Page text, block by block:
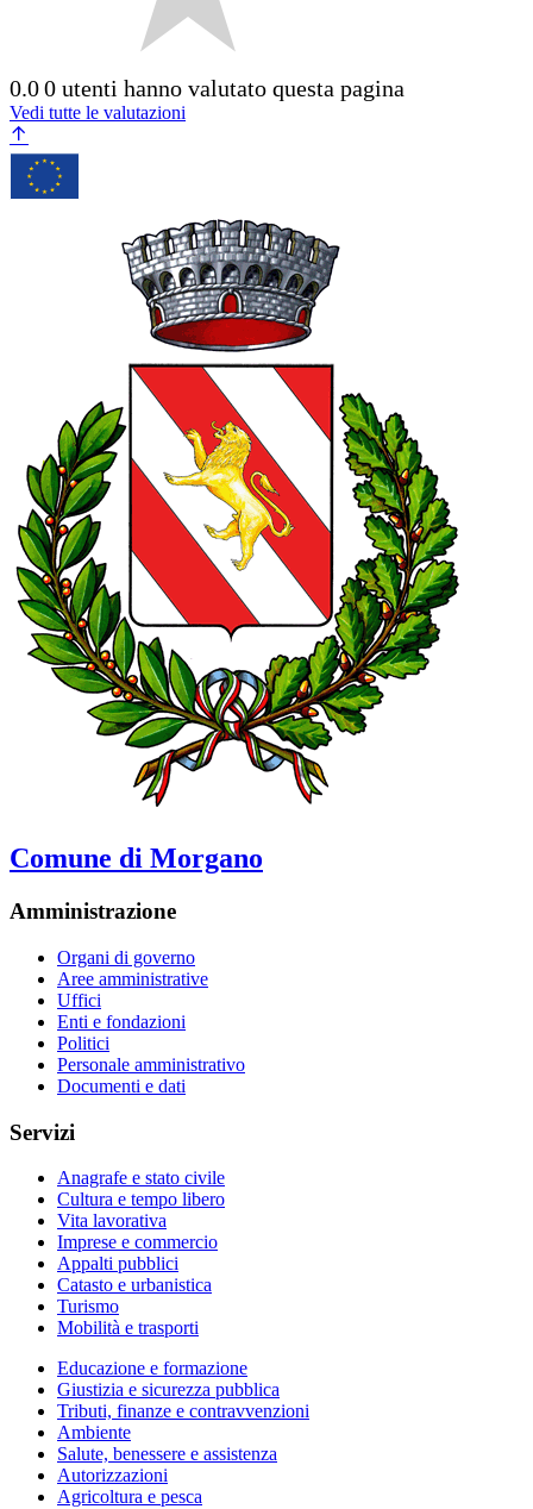
0.00 utenti hanno valutato questa pagina
Vedi tutte le valutazioni
Comune di Morgano
Amministrazione
Organi di governo
Aree amministrative
Uffici
Enti e fondazioni
Politici
Personale amministrativo
Documenti e dati
Servizi
Anagrafe e stato civile
Cultura e tempo libero
Vita lavorativa
Imprese e commercio
Appalti pubblici
Catasto e urbanistica
Turismo
Mobilità e trasporti
Educazione e formazione
Giustizia e sicurezza pubblica
Tributi, finanze e contravvenzioni
Ambiente
Salute, benessere e assistenza
Autorizzazioni
Agricoltura e pesca